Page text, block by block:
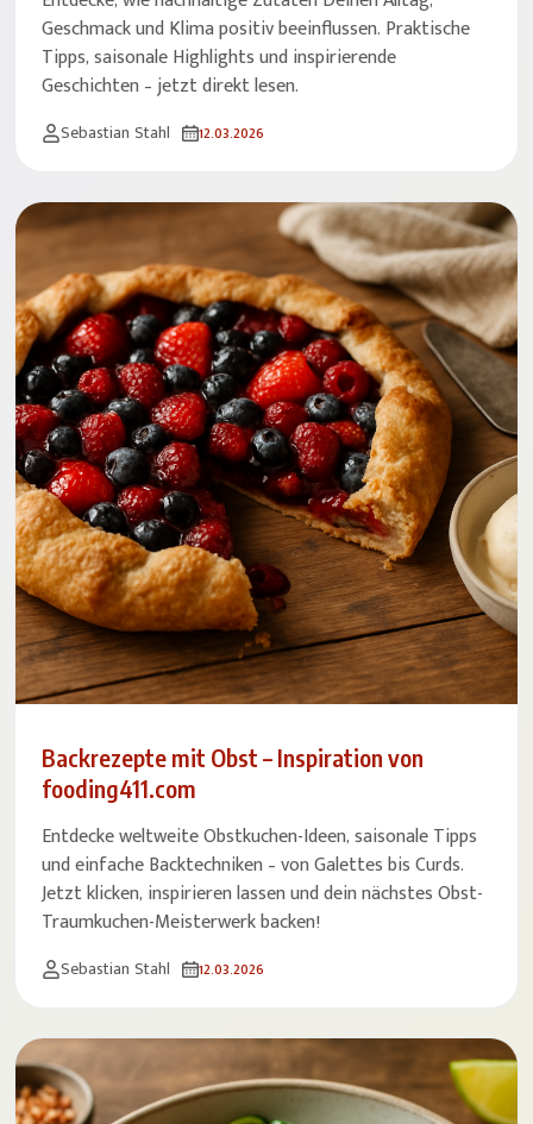
Geschmack und Klima positiv beeinflussen. Praktische
Tipps, saisonale Highlights und inspirierende
Geschichten – jetzt direkt lesen.
Sebastian Stahl 12.03.2026
Backrezepte mit Obst – Inspiration von
fooding411.com
Entdecke weltweite Obstkuchen-Ideen, saisonale Tipps
und einfache Backtechniken – von Galettes bis Curds.
Jetzt klicken, inspirieren lassen und dein nächstes Obst-
Traumkuchen-Meisterwerk backen!
Sebastian Stahl 12.03.2026